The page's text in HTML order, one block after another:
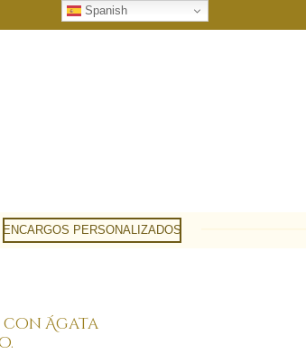
ENCARGOS PERSONALIZADOS
Ágata
Spanish